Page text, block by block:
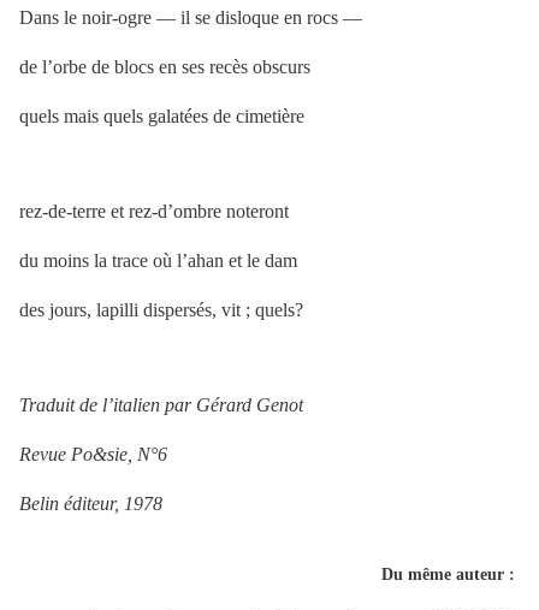
Dans le noir-ogre — il se disloque en rocs —
de l’orbe de blocs en ses recès obscurs
quels mais quels galatées de cimetière
rez-de-terre et rez-d’ombre noteront
du moins la trace où l’ahan et le dam
des jours, lapilli dispersés, vit ; quels?
Traduit de l’italien par Gérard Genot
Revue Po&sie, N°6
Belin éditeur, 1978
Du même auteur :